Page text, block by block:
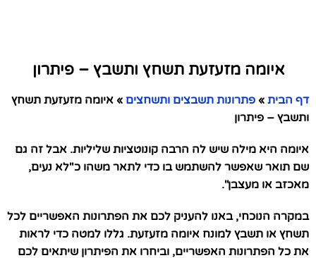
איומה מזעזעת תשחץ ותשבץ – פיתרון
דף הבית » פתרונות תשבצים ותשחצים » איומה מזעזעת תשחץ
ותשבץ – פיתרון
איומה היא מילה שיש לה הרבה קונוטציות שליליות. אבל זה גם
שם תואר שאפשר להשתמש בו כדי לתאר משהו כ"לא נעים,
מאכזב או מעצבן".
במקרה הנוכחי, באנו להעניק לכם את הפתרונות האפשריים לכל
תשחץ או תשבץ למונח איומה מזעזעת. גללו למטה כדי לראות
את כל הפתרונות האפשריים, וביחרו את הפיתרון שיתאים לכם